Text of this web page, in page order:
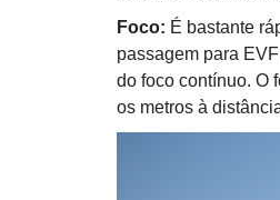
Foco: É bastante
passagem para
do foco contínuo. O
os metros à